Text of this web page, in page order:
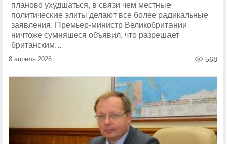
планово ухудшаться, в связи чем местные
политические элиты делают все более радикальные
заявления. Премьер-министр Великобритании
ничтоже сумняшеся объявил, что разрешает
британским...
8 апреля 2026 568